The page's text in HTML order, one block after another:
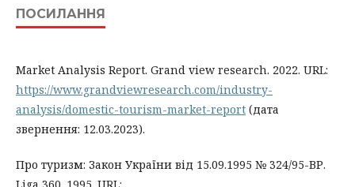
ПОСИЛАННЯ
Market Analysis Report. Grand view research. 2022. URL:
https://www.grandviewresearch.com/industry-
analysis/domestic-tourism-market-report (дата
звернення: 12.03.2023).
Про туризм: Закон України від 15.09.1995 № 324/95-ВР.
Liga 360. 1995. URL: